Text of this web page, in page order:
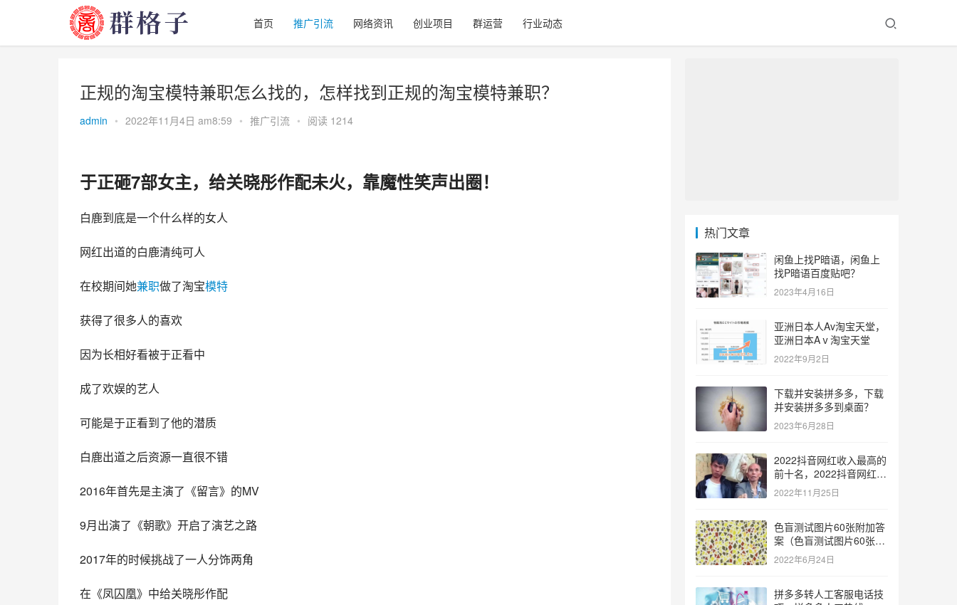
首页 推广引流 网络资讯 创业项目 群运营 行业动态
正规的淘宝模特兼职怎么找的，怎样找到正规的淘宝模特兼职？
admin • 2022年11月4日 am8:59 • 推广引流 • 阅读 1214
于正砸7部女主，给关晓彤作配未火，靠魔性笑声出圈！
白鹿到底是一个什么样的女人
网红出道的白鹿清纯可人
在校期间她兼职做了淘宝模特
获得了很多人的喜欢
因为长相好看被于正看中
成了欢娱的艺人
可能是于正看到了他的潜质
白鹿出道之后资源一直很不错
2016年首先是主演了《留言》的MV
9月出演了《朝歌》开启了演艺之路
2017年的时候挑战了一人分饰两角
在《凤囚凰》中给关晓彤作配
热门文章
闲鱼上找P暗语，闲鱼上
找P暗语百度贴吧？
2023年4月16日
亚洲日本人Av淘宝天堂，
亚洲日本Aⅴ淘宝天堂
2022年9月2日
下载并安装拼多多，下载
并安装拼多多到桌面？
2023年6月28日
2022抖音网红收入最高的
前十名，2022抖音网红收
入最高的前十名有哪些？
2022年11月25日
色盲测试图片60张附加答
案（色盲测试图片60张复
杂）
2022年6月24日
拼多多转人工客服电话技